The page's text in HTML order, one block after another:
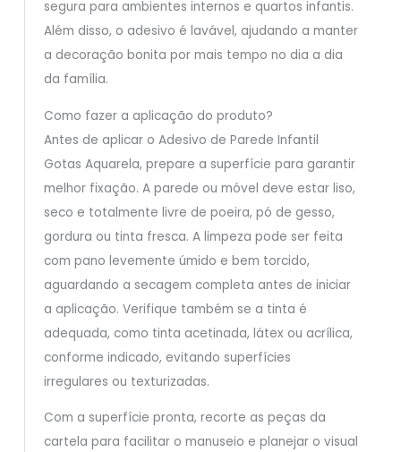
segura para ambientes internos e quartos infantis.
Além disso, o adesivo é lavável, ajudando a manter
a decoração bonita por mais tempo no dia a dia
da família.
Como fazer a aplicação do produto?
Antes de aplicar o Adesivo de Parede Infantil
Gotas Aquarela, prepare a superfície para garantir
melhor fixação. A parede ou móvel deve estar liso,
seco e totalmente livre de poeira, pó de gesso,
gordura ou tinta fresca. A limpeza pode ser feita
com pano levemente úmido e bem torcido,
aguardando a secagem completa antes de iniciar
a aplicação. Verifique também se a tinta é
adequada, como tinta acetinada, látex ou acrílica,
conforme indicado, evitando superfícies
irregulares ou texturizadas.
Com a superfície pronta, recorte as peças da
cartela para facilitar o manuseio e planejar o visual